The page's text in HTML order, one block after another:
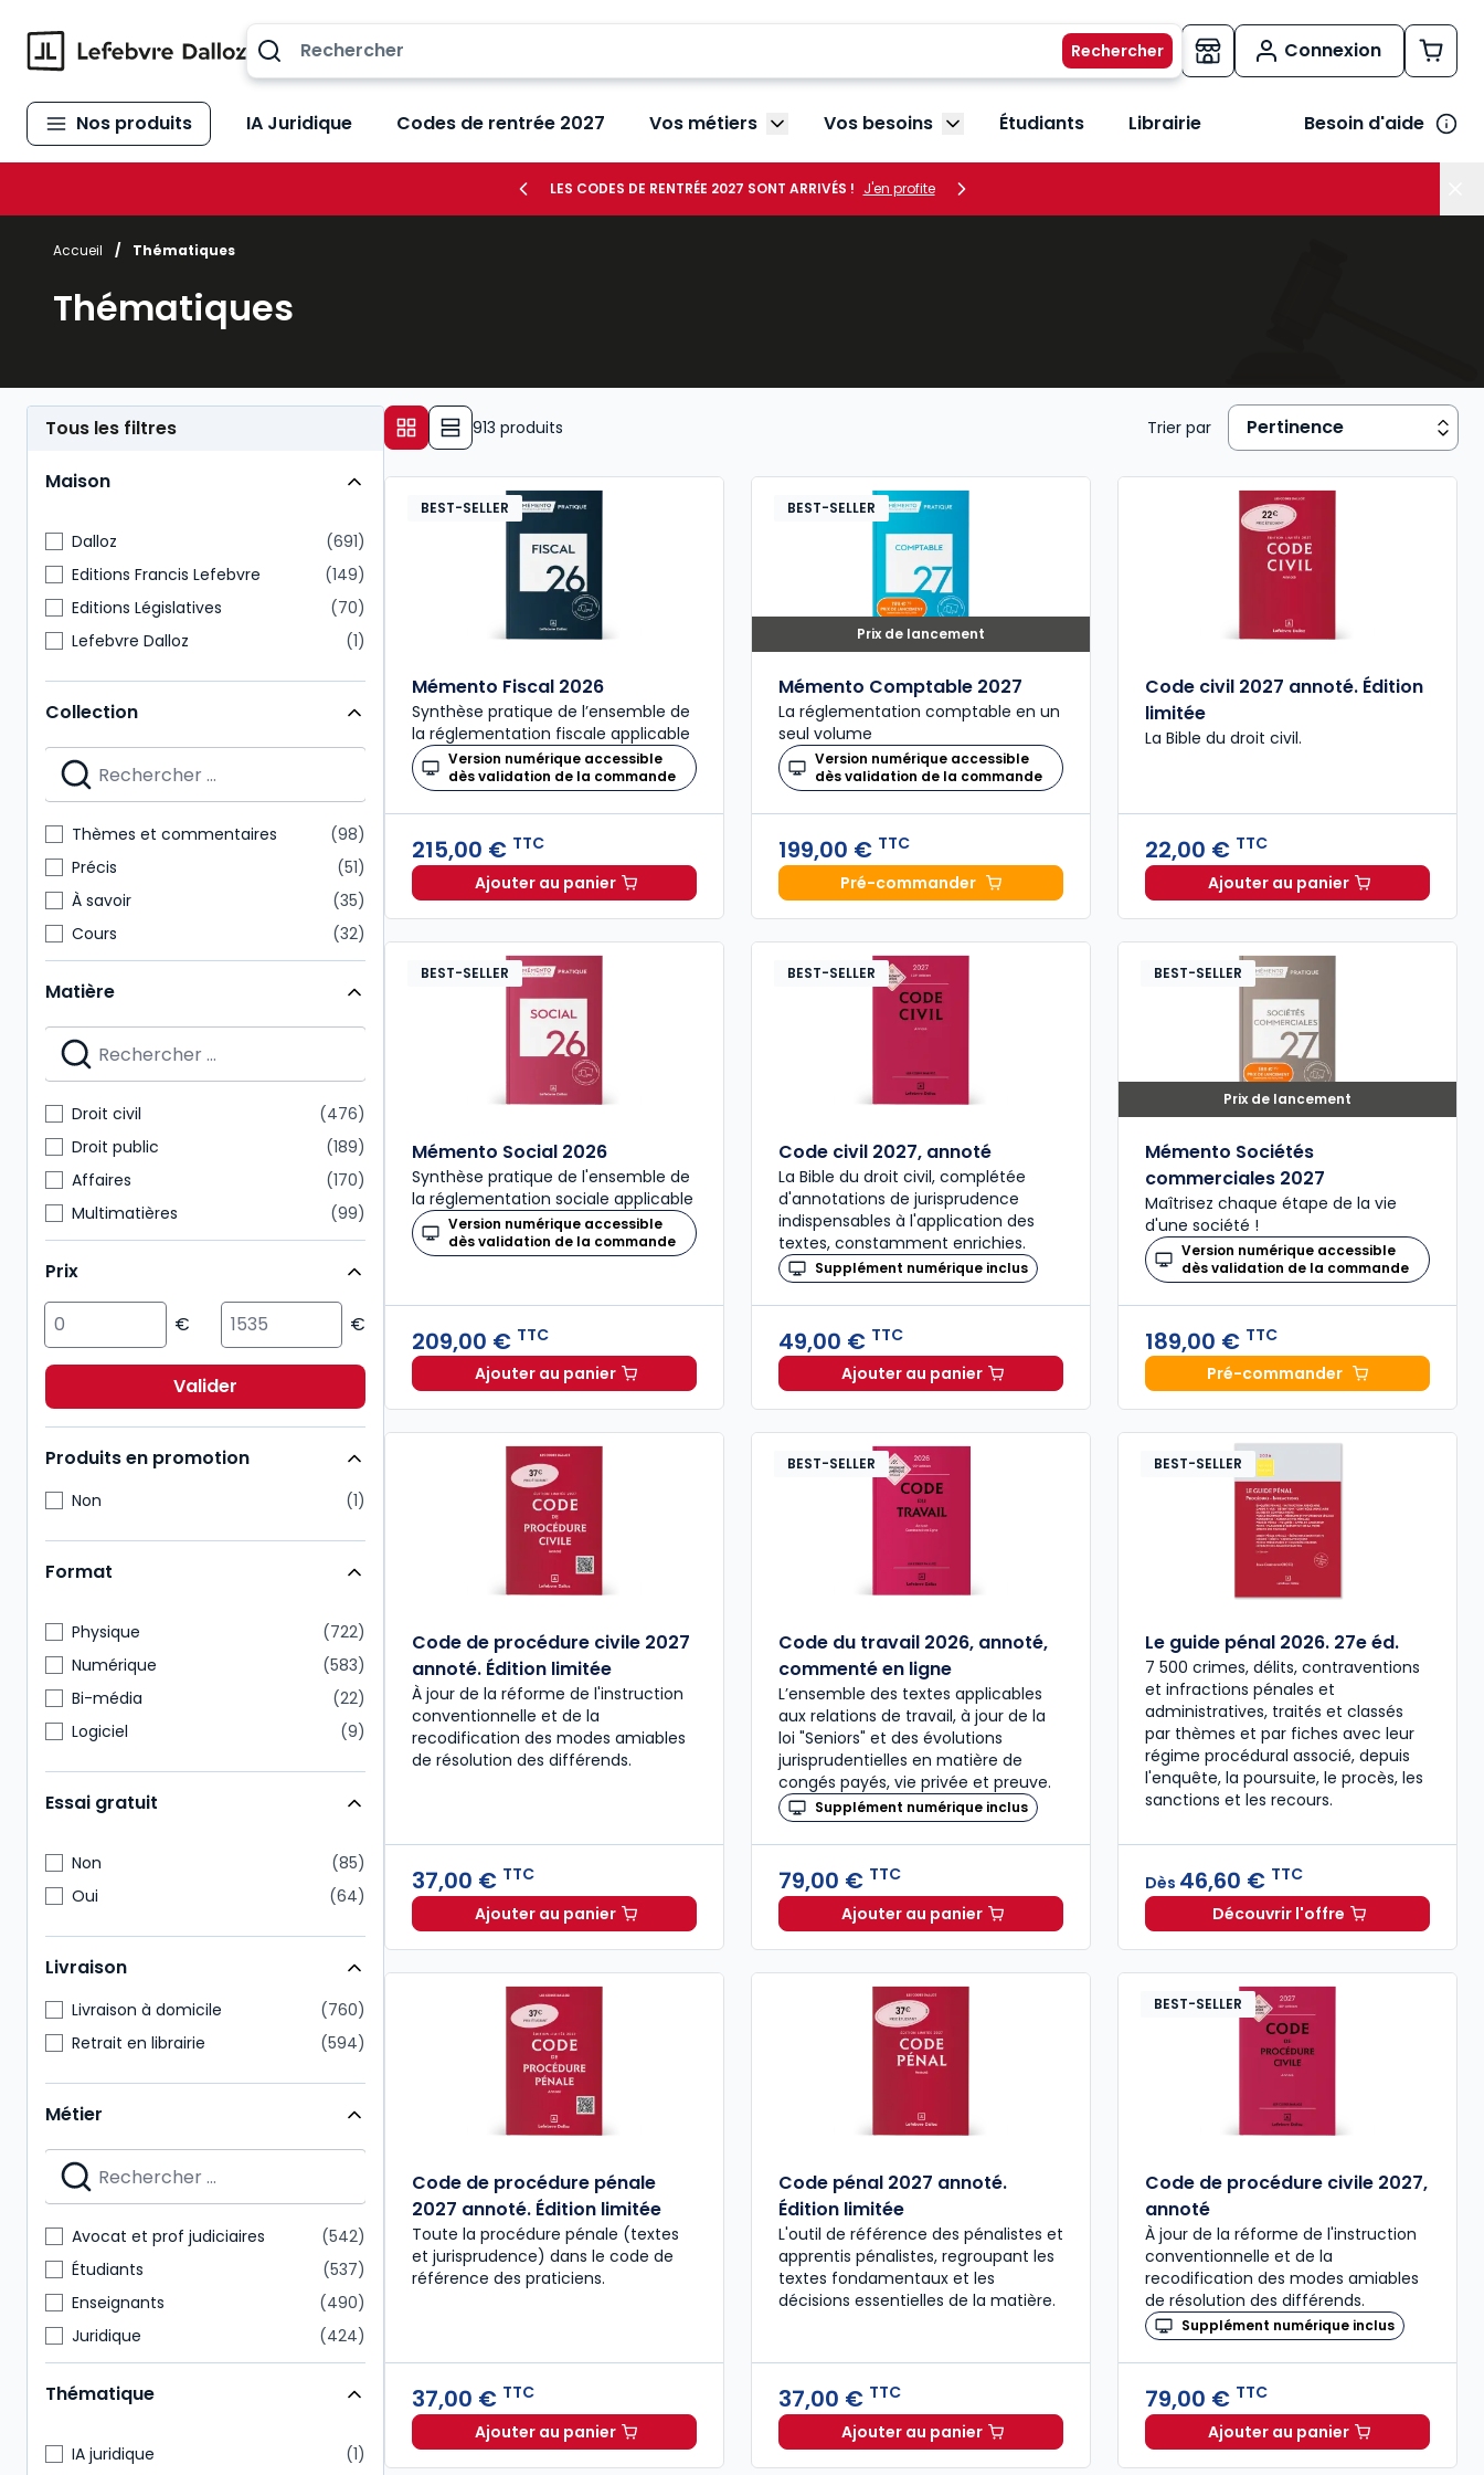
Connexion
Nos produits IA Juridique Codes de rentrée 2027 Vos métiers Afficher le sous-menu Vos métiers
Vos besoins Afficher le sous-menu Vos besoins
Étudiants Librairie Besoin d'aide
LES CODES DE RENTRÉE 2027 SONT ARRIVÉS ! J'en profite
Accueil / Thématiques
Thématiques
Tous les filtres
Maison
Dalloz
691
Editions Francis Lefebvre
149
Editions Législatives
70
Lefebvre Dalloz
1
Collection
Thèmes et commentaires
98
Précis
51
À savoir
35
Cours
32
Codes Dalloz Professionnels
29
Mémentos
28
Nouvelle Bibliothèque de Thèses
28
Dalloz Action
Matière
Droit civil
476
Droit public
189
Affaires
170
Multimatières
99
Social
99
Sciences politiques et sociales
98
92
Fiscal
85
Immobilier
54
Prix
Valider
Produits en promotion
Non 1
Format
Physique
722
Numérique
583
Bi-média
22
Logiciel
9
Essai gratuit
Non
85
Oui
64
Livraison
Livraison à domicile
760
Retrait en librairie
594
Métier
Avocat et prof judiciaires
542
Étudiants
537
Enseignants
490
Juridique
424
Notaire
218
Expert-comptable
175
Commissaire aux comptes
151
Thématique
IA juridique 1
913 produits Trier par
BEST-SELLER
Mémento Fiscal 2026
Synthèse pratique de l’ensemble de
la réglementation fiscale applicable
Version numérique accessible
dès validation de la commande
215,00 € TTC
Ajouter au panierMémento Fiscal 2026 à 215,00 € TTC
Prix de lancement
BEST-SELLER
Mémento Comptable 2027
La réglementation comptable en un
seul volume
Version numérique accessible
dès validation de la commande
199,00 € TTC
Pré-commanderMémento Comptable 2027 à 199,00 € TTC
Code civil 2027 annoté. Édition
limitée
La Bible du droit civil.
22,00 € TTC
Ajouter au panierCode civil 2027 annoté.
BEST-SELLER
Mémento Social 2026
Synthèse pratique de l'ensemble de
la réglementation sociale applicable
Version numérique accessible
dès validation de la commande
209,00 € TTC
Ajouter au panierMémento Social 2026 à 209,00 € TTC
BEST-SELLER
Code civil 2027, annoté
La Bible du droit civil, complétée
d'annotations de jurisprudence
indispensables à l'application des
textes, constamment enrichies.
Supplément numérique inclus
49,00 € TTC
Ajouter au panierCode civil 2027, annoté à 49,00 € TTC
Prix de lancement
BEST-SELLER
Mémento Sociétés
commerciales 2027
Maîtrisez chaque étape de la vie
d'une société !
Version numérique accessible
dès validation de la commande
189,00 € TTC
Pré-commanderMémento Sociétés
Code de procédure civile 2027
annoté. Édition limitée
À jour de la réforme de l'instruction
conventionnelle et de la
recodification des modes amiables
de résolution des différends.
37,00 € TTC
Ajouter au panierCode de procédure civile 2027 annoté. Édition limitée à 37,00 € TTC
BEST-SELLER
Code du travail 2026, annoté,
commenté en ligne
L’ensemble des textes applicables
aux relations de travail, à jour de la
loi "Seniors" et des évolutions
jurisprudentielles en matière de
congés payés, vie privée et preuve.
Supplément numérique inclus
79,00 € TTC
Ajouter au panierCode du travail 2026, annoté, commenté en ligne à 79,00 € TTC
BEST-SELLER
Le guide pénal 2026. 27e éd.
7 500 crimes, délits, contraventions
et infractions pénales et
administratives, traités et classés
par thèmes et par fiches avec leur
régime procédural associé, depuis
l'enquête, la poursuite, le procès, les
sanctions et les recours.
Dès 46,60 € TTC
Découvrir l'offreLe guide pénal 2026.
Code de procédure pénale
2027 annoté. Édition limitée
Toute la procédure pénale (textes
et jurisprudence) dans le code de
référence des praticiens.
37,00 € TTC
Ajouter au panierCode de procédure pénale 2027 annoté. Édition limitée à 37,00 € TTC
Code pénal 2027 annoté.
Édition limitée
L'outil de référence des pénalistes et
apprentis pénalistes, regroupant les
textes fondamentaux et les
décisions essentielles de la matière.
37,00 € TTC
Ajouter au panierCode pénal 2027 annoté. Édition limitée à 37,00 € TTC
BEST-SELLER
Code de procédure civile 2027,
annoté
À jour de la réforme de l'instruction
conventionnelle et de la
recodification des modes amiables
de résolution des différends.
Supplément numérique inclus
79,00 € TTC
Ajouter au panierCode de procédure